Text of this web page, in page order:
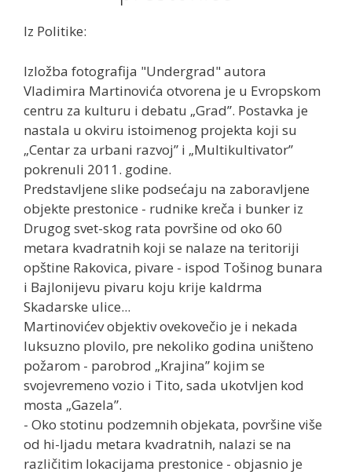
Iz Politike:
Izložba fotografija "Undergrad" autora
Vladimira Martinovića otvorena je u Evropskom
centru za kulturu i debatu „Grad”. Postavka je
nastala u okviru istoimenog projekta koji su
„Centar za urbani razvoj” i „Multikultivator”
pokrenuli 2011. godine.
Predstavljene slike podsećaju na zaboravljene
objekte prestonice - rudnike kreča i bunker iz
Drugog svet-skog rata površine od oko 60
metara kvadratnih koji se nalaze na teritoriji
opštine Rakovica, pivare - ispod Tošinog bunara
i Bajlonijevu pivaru koju krije kaldrma
Skadarske ulice...
Martinovićev objektiv ovekovečio je i nekada
luksuzno plovilo, pre nekoliko godina uništeno
požarom - parobrod „Krajina” kojim se
svojevremeno vozio i Tito, sada ukotvljen kod
mosta „Gazela”.
- Oko stotinu podzemnih objekata, površine više
od hi-ljadu metara kvadratnih, nalazi se na
različitim lokacijama prestonice - objasnio je